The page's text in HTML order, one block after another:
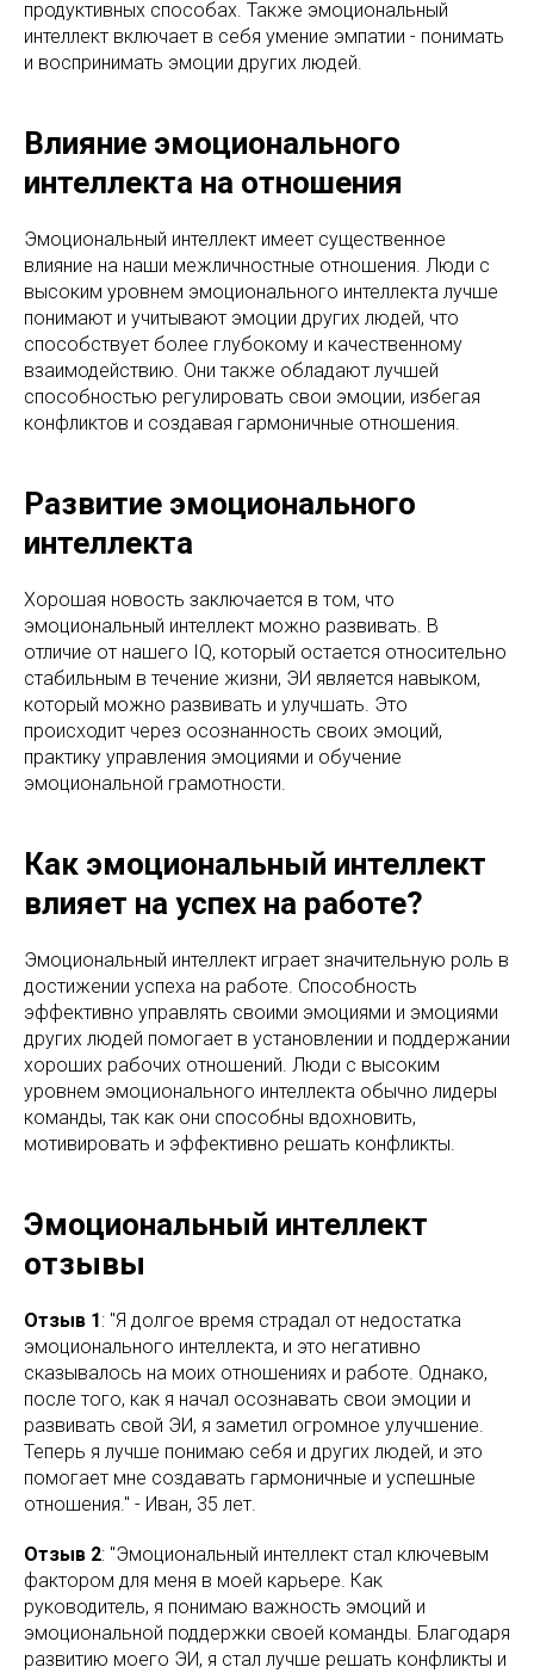
продуктивных способах. Также эмоциональный
интеллект включает в себя умение эмпатии - понимать
и воспринимать эмоции других людей.
Влияние эмоционального
интеллекта на отношения
Эмоциональный интеллект имеет существенное
влияние на наши межличностные отношения. Люди с
высоким уровнем эмоционального интеллекта лучше
понимают и учитывают эмоции других людей, что
способствует более глубокому и качественному
взаимодействию. Они также обладают лучшей
способностью регулировать свои эмоции, избегая
конфликтов и создавая гармоничные отношения.
Развитие эмоционального
интеллекта
Хорошая новость заключается в том, что
эмоциональный интеллект можно развивать. В
отличие от нашего IQ, который остается относительно
стабильным в течение жизни, ЭИ является навыком,
который можно развивать и улучшать. Это
происходит через осознанность своих эмоций,
практику управления эмоциями и обучение
эмоциональной грамотности.
Как эмоциональный интеллект
влияет на успех на работе?
Эмоциональный интеллект играет значительную роль в
достижении успеха на работе. Способность
эффективно управлять своими эмоциями и эмоциями
других людей помогает в установлении и поддержании
хороших рабочих отношений. Люди с высоким
уровнем эмоционального интеллекта обычно лидеры
команды, так как они способны вдохновить,
мотивировать и эффективно решать конфликты.
Эмоциональный интеллект
отзывы
Отзыв 1 : "Я долгое время страдал от недостатка
эмоционального интеллекта, и это негативно
сказывалось на моих отношениях и работе. Однако,
после того, как я начал осознавать свои эмоции и
развивать свой ЭИ, я заметил огромное улучшение.
Теперь я лучше понимаю себя и других людей, и это
помогает мне создавать гармоничные и успешные
отношения." - Иван, 35 лет.
Отзыв 2: "Эмоциональный интеллект стал ключевым
фактором для меня в моей карьере. Как
руководитель, я понимаю важность эмоций и
эмоциональной поддержки своей команды. Благодаря
развитию моего ЭИ, я стал лучше решать конфликты и